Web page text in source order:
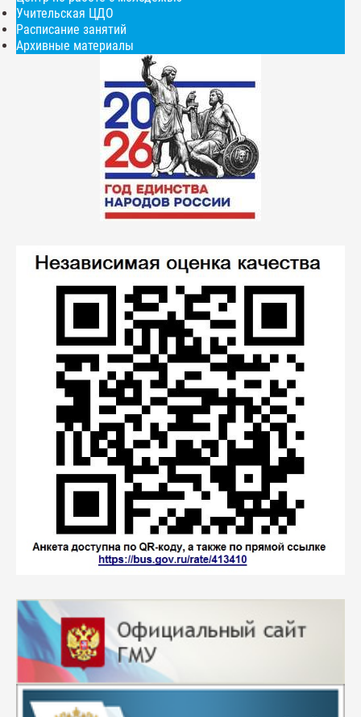
Учительская ЦДО
Расписание занятий
Архивные материалы